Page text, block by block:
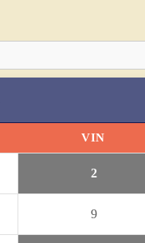
VIN
2
9